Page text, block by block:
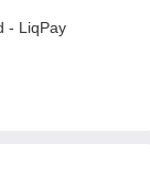
- LiqPay